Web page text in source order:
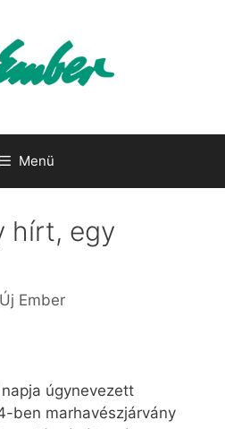
Menü
hírt, egy
Új Ember
napja úgynevezett
ben marhavészjárvány